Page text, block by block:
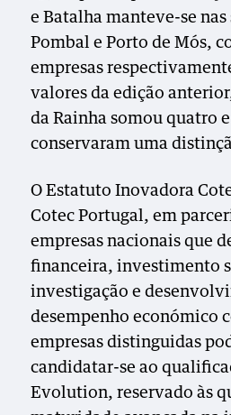
e Batalha manteve-se
Pombal e Porto de Mós,
empresas
valores da edição
da Rainha somou quatro
conservaram uma
O Estatuto Inovadora
Cotec Portugal, em
empresas nacionais que
financeira, investimento
investigação e
desempenho económico
empresas distinguidas
candidatar-se ao
Evolution, reservado às